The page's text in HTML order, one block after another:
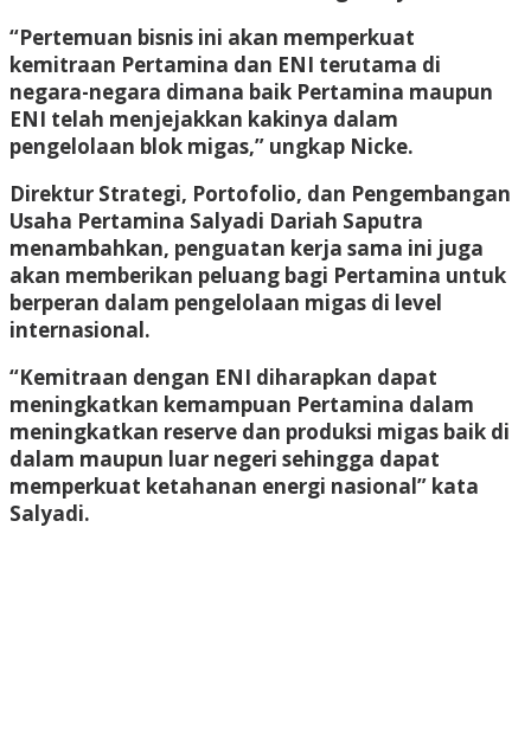
“Pertemuan bisnis ini akan memperkuat
kemitraan Pertamina dan ENI terutama di
negara-negara dimana baik Pertamina maupun
ENI telah menjejakkan kakinya dalam
pengelolaan blok migas,” ungkap Nicke.
Direktur Strategi, Portofolio, dan Pengembangan
Usaha Pertamina Salyadi Dariah Saputra
menambahkan, penguatan kerja sama ini juga
akan memberikan peluang bagi Pertamina untuk
berperan dalam pengelolaan migas di level
internasional.
“Kemitraan dengan ENI diharapkan dapat
meningkatkan kemampuan Pertamina dalam
meningkatkan reserve dan produksi migas baik di
dalam maupun luar negeri sehingga dapat
memperkuat ketahanan energi nasional” kata
Salyadi.